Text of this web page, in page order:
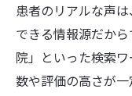
患者のリアルな声
できる情報源だか
院」といった検索
数や評価の高さが一